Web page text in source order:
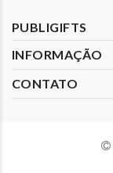
PUBLIGIFTS
INFORMAÇÃO
CONTATO